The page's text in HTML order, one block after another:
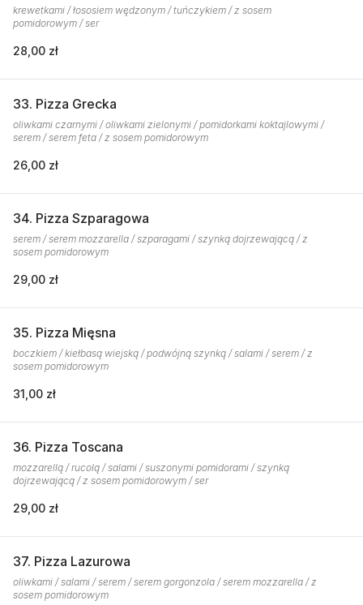
krewetkami / łososiem wędzonym / tuńczykiem / z sosem
pomidorowym / ser
28,00 zł
33. Pizza Grecka
oliwkami czarnymi / oliwkami zielonymi / pomidorkami koktajlowymi /
serem / serem feta / z sosem pomidorowym
26,00 zł
34. Pizza Szparagowa
serem / serem mozzarella / szparagami / szynką dojrzewającą / z
sosem pomidorowym
29,00 zł
35. Pizza Mięsna
boczkiem / kiełbasą wiejską / podwójną szynką / salami / serem / z
sosem pomidorowym
31,00 zł
36. Pizza Toscana
mozzarellą / rucolą / salami / suszonymi pomidorami / szynką
dojrzewającą / z sosem pomidorowym / ser
29,00 zł
37. Pizza Lazurowa
oliwkami / salami / serem / serem gorgonzola / serem mozzarella / z
sosem pomidorowym